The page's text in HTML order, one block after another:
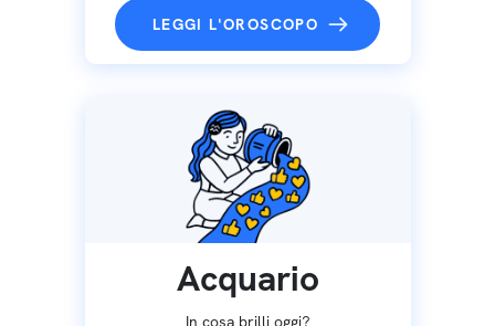
LEGGI L'OROSCOPO
Acquario
In cosa brilli oggi?